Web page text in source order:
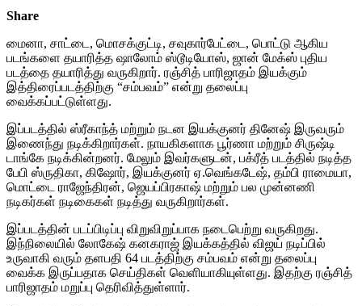
Share
மைனா, சாட்டை, மொசக்குட்டி, சவுகார்பேட்டை, பொட்டு ஆகிய
படங்களை தயாரித்த ஷாலோம் ஸ்டூடியோஸ், ஜான் மேக்ஸ் புதிய
படத்தை தயாரித்து வருகிறார். ரஞ்சித் பாரிஜாதம் இயக்கும்
இத்திரைப்படத்திற்கு “சம்பவம்” என்று தலைப்பு
வைக்கப்பட்டுள்ளது.
இப்படத்தில் ஸ்ரீகாந்த் மற்றும் நடன இயக்குனர் தினேஷ் இருவரும்
இணைந்து நடிக்கிறார்கள். நாயகிகளாக பூர்ணா மற்றும் சிருஷ்டி
டாங்கே நடிக்கின்றனர். மேலும் இவர்களுடன், பக்ரீத் படத்தில் நடித்த
பேபி ஸ்ருதிகா, கிஷோர், இயக்குனர் ஏ.வெங்கடேஷ், தம்பி ராமையா,
மொட்டை ராஜேந்திரன், ஜெயப்பிரகாஷ் மற்றும் பல முன்னணி
நடிகர்கள் நடிகைகள் நடித்து வருகிறார்கள்.
இப்படத்தின் படப்பிடிப்பு விறுவிறுப்பாக நடைபெற்று வருகிறது.
இந்நிலையில் லோகேஷ் கனகராஜ் இயக்கத்தில் விஜய் நடிப்பில்
உருவாகி வரும் தளபதி 64 படத்திற்கு சம்பவம் என்று தலைப்பு
வைக்க இருப்பதாக செய்திகள் வெளியாகியுள்ளது. இதற்கு ரஞ்சித்
பாரிஜாதம் மறுப்பு தெரிவித்துள்ளார்.